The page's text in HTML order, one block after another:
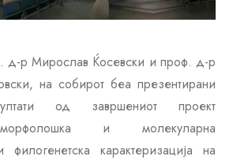
д-р Мирослав Ќосевски и проф. д-р
на собирот беа презентирани
од завршениот проект
и молекуларна
филогенетска карактеризација на